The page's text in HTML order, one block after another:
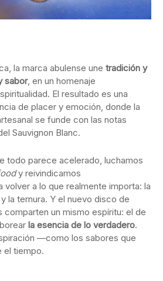
la marca abulense une tradición y
sabor, en un homenaje
El resultado es una
de placer y emoción, donde la
se funde con las notas
Sauvignon Blanc.
todo parece acelerado, luchamos
y reivindicamos
volver a lo que realmente importa: la
la ternura. Y el nuevo disco de
comparten un mismo espíritu: el de
la esencia de lo verdadero.
—como los sabores que
el tiempo.